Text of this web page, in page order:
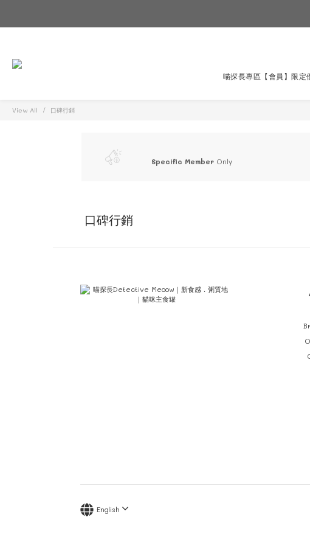
喵探長專區 【會員】限定
View All 口碑行銷
Specific Member Only
口碑行銷
English